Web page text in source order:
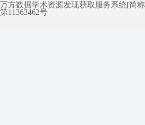
万方数据学术资源发现获取服务系统[简
第11363462号